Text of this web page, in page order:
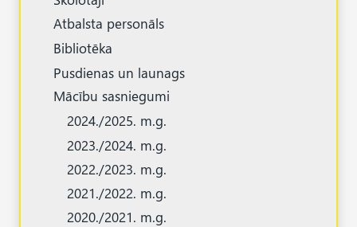
Atbalsta personāls
Bibliotēka
Pusdienas un launags
Mācību sasniegumi
2024./2025. m.g.
2023./2024. m.g.
2022./2023. m.g.
2021./2022. m.g.
2020./2021. m.g.